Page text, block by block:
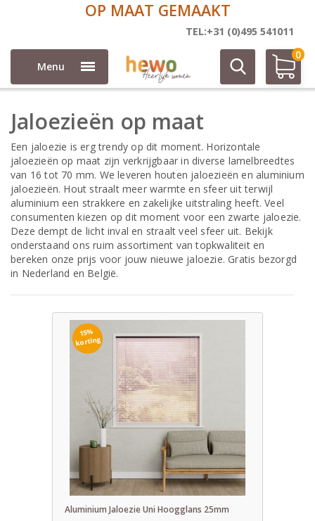
OP MAAT GEMAAKT
TEL:+31 (0)495 541011
Menu
0
Jaloezieën
Jaloezieën op maat
Een jaloezie is erg trendy op dit moment. Horizontale
jaloezieën op maat zijn verkrijgbaar in diverse lamelbreedtes
van 16 tot 70 mm. We leveren houten jaloezieën en aluminium
jaloezieën. Hout straalt meer warmte en sfeer uit terwijl
aluminium een strakkere en zakelijke uitstraling heeft. Veel
consumenten kiezen op dit moment voor een zwarte jaloezie.
Deze dempt de licht inval en straalt veel sfeer uit. Bekijk
onderstaand ons ruim assortiment van topkwaliteit en
bereken onze prijs voor jouw nieuwe jaloezie. Gratis bezorgd
in Nederland en België.
15%
korting
Aluminium Jaloezie Uni Hoogglans 25mm